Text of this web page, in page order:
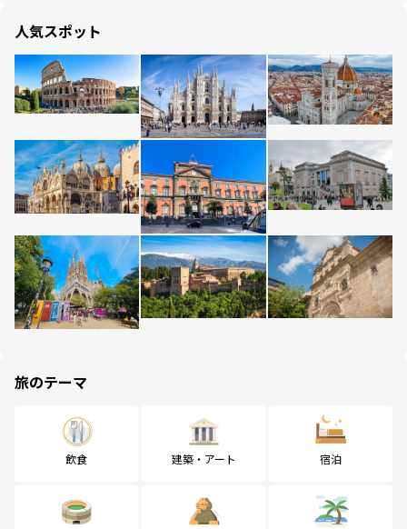
人気スポット
旅のテーマ
飲食 建築・アート 宿泊